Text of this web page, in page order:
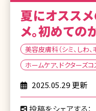
夏にオスス
メ。初めて
美容皮膚科（シミ、しわ
ホームケア、ドクターズコ
2025.05.29 更新